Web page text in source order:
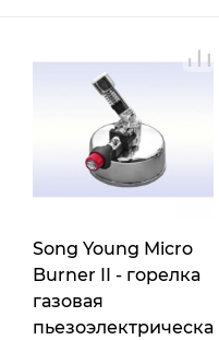
Song Young Micro
Burner II - горелка
газовая
пьезоэлектрическая